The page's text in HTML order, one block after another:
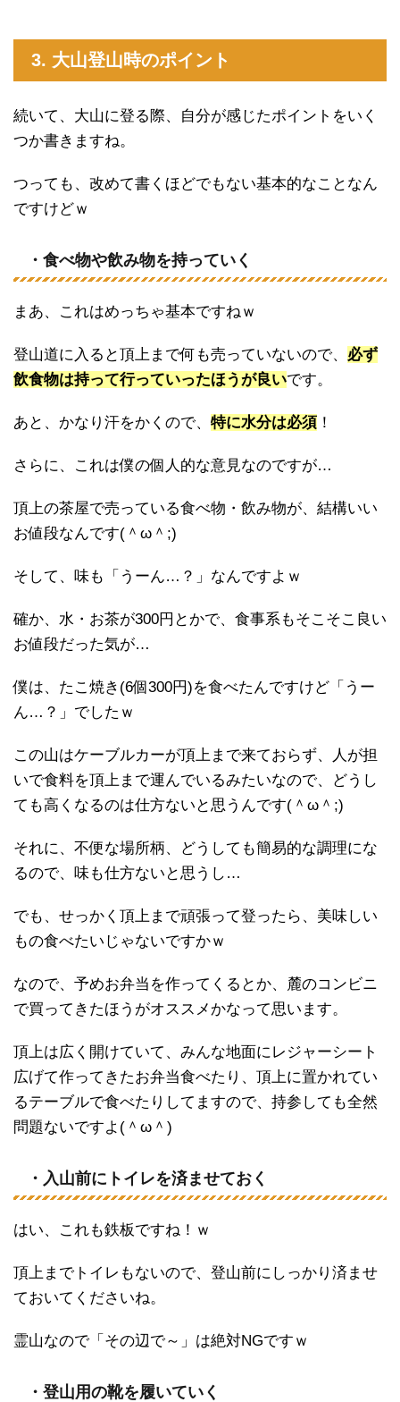
3. 大山登山時のポイント
続いて、大山に登る際、自分が感じたポイントをいく
つか書きますね。
つっても、改めて書くほどでもない基本的なことなん
ですけどｗ
・食べ物や飲み物を持っていく
まあ、これはめっちゃ基本ですねｗ
登山道に入ると頂上まで何も売っていないので、 必ず
飲食物は持って行っていったほうが良いです。
あと、かなり汗をかくので、 特に水分は必須 ！
さらに、これは僕の個人的な意見なのですが…
頂上の茶屋で売っている食べ物・飲み物が、結構いい
お値段なんです(＾ω＾;)
そして、味も「うーん…？」なんですよｗ
確か、水・お茶が300円とかで、食事系もそこそこ良い
お値段だった気が…
僕は、たこ焼き(6個300円)を食べたんですけど「うー
ん…？」でしたｗ
この山はケーブルカーが頂上まで来ておらず、人が担
いで食料を頂上まで運んでいるみたいなので、どうし
ても高くなるのは仕方ないと思うんです(＾ω＾;)
それに、不便な場所柄、どうしても簡易的な調理にな
るので、味も仕方ないと思うし…
でも、せっかく頂上まで頑張って登ったら、美味しい
もの食べたいじゃないですかｗ
なので、予めお弁当を作ってくるとか、麓のコンビニ
で買ってきたほうがオススメかなって思います。
頂上は広く開けていて、みんな地面にレジャーシート
広げて作ってきたお弁当食べたり、頂上に置かれてい
るテーブルで食べたりしてますので、持参しても全然
問題ないですよ(＾ω＾)
・入山前にトイレを済ませておく
はい、これも鉄板ですね！ｗ
頂上までトイレもないので、登山前にしっかり済ませ
ておいてくださいね。
霊山なので「その辺で～」は絶対NGですｗ
・登山用の靴を履いていく